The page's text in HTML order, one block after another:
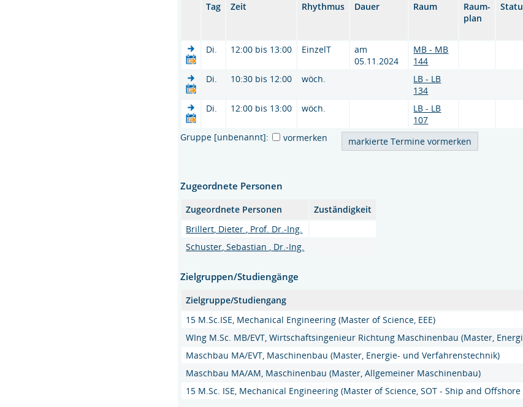
Tag Zeit Rhythmus Dauer Raum
Raum-
plan
Di. 12:00 bis 13:00 EinzelT
am
05.11.2024
MB - MB
144
Di. 10:30 bis 12:00 wöch.
LB - LB
134
Di. 12:00 bis 13:00 wöch.
LB - LB
107
Gruppe [unbenannt]: vormerken
Zugeordnete Personen
Zugeordnete Personen
Zuständigkeit
Brillert, Dieter , Prof. Dr.-Ing.
Schuster, Sebastian , Dr.-Ing.
Zielgruppen/Studiengänge
Zielgruppe/Studiengang
15 M.Sc.ISE, Mechanical Engineering (Master of Science, EEE)
WIng M.Sc. MB/EVT, Wirtschaftsingenieur Richtung Maschinenbau (Master,
Maschbau MA/EVT, Maschinenbau (Master, Energie- und Verfahrenstechnik)
Maschbau MA/AM, Maschinenbau (Master, Allgemeiner Maschinenbau)
15 M.Sc. ISE, Mechanical Engineering (Master of Science, SOT - Ship and